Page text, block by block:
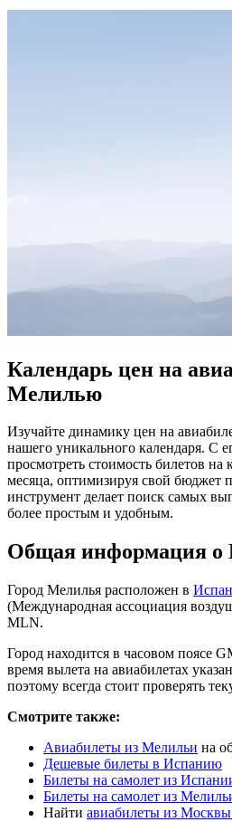
Календарь цен на
Мелилью
Изучайте динамику цен на
нашего уникального календаря. С
просмотреть стоимость билетов
месяца, оптимизируя свой бюджет
инструмент делает поиск самых
более простым и удобным.
Общая информация о
Город Мелилья расположен в
(Международная ассоциация
MLN.
Город находится в часовом поясе
время вылета на авиабилетах
поэтому всегда стоит проверять
Смотрите также:
Авиабилеты из Мелильи на
Дешевые билеты в Испанию
Билеты на самолет из
Билеты на самолет из
Найти авиабилеты из